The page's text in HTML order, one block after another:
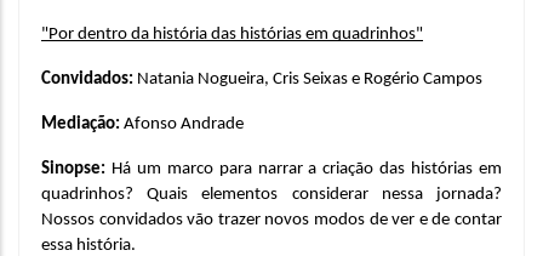
"Por dentro da história das histórias em quadrinhos"
Convidados: Natania Nogueira, Cris Seixas e Rogério Campos
Mediação: Afonso Andrade
Sinopse: Há um marco para narrar a criação das histórias em
quadrinhos? Quais elementos considerar nessa jornada?
Nossos convidados vão trazer novos modos de ver e de contar
essa história.